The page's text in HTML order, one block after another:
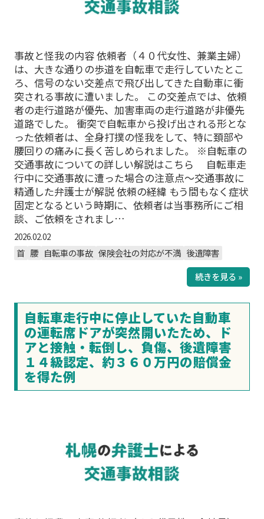
事故と怪我の内容 依頼者（４０代女性、兼業主婦）
は、大きな通りの歩道を自転車で走行していたとこ
ろ、信号のない交差点で飛び出してきた自動車に衝
突される事故に遭いました。 この交差点では、依頼
者の走行道路が優先、加害車両の走行道路が非優先
道路でした。 衝突で自転車から投げ出される形とな
った依頼者は、全身打撲の怪我をして、特に頚部や
腰回りの痛みに長く苦しめられました。 ※自転車の
交通事故についての詳しい解説はこちら 自転車走
行中に交通事故に遭った場合の注意点～交通事故に
精通した弁護士が解説 依頼の経緯 もう間もなく症状
固定となるという時期に、依頼者は当事務所にご相
談、ご依頼をされまし…
2026.02.02
首 腰 自転車の事故 保険会社の対応が不満 後遺障害
続きを見る »
自転車走行中に停止していた自動車
の運転席ドアが突然開いたため、ド
アと接触・転倒し、負傷、後遺障害
１４級認定、約３６０万円の賠償金
を得た例